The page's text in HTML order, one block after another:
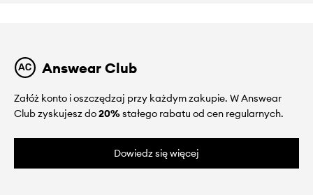
Answear Club
Załóż konto i oszczędzaj przy każdym zakupie. W Answear
Club zyskujesz do20%stałego rabatu od cen regularnych.
Dowiedz się więcej